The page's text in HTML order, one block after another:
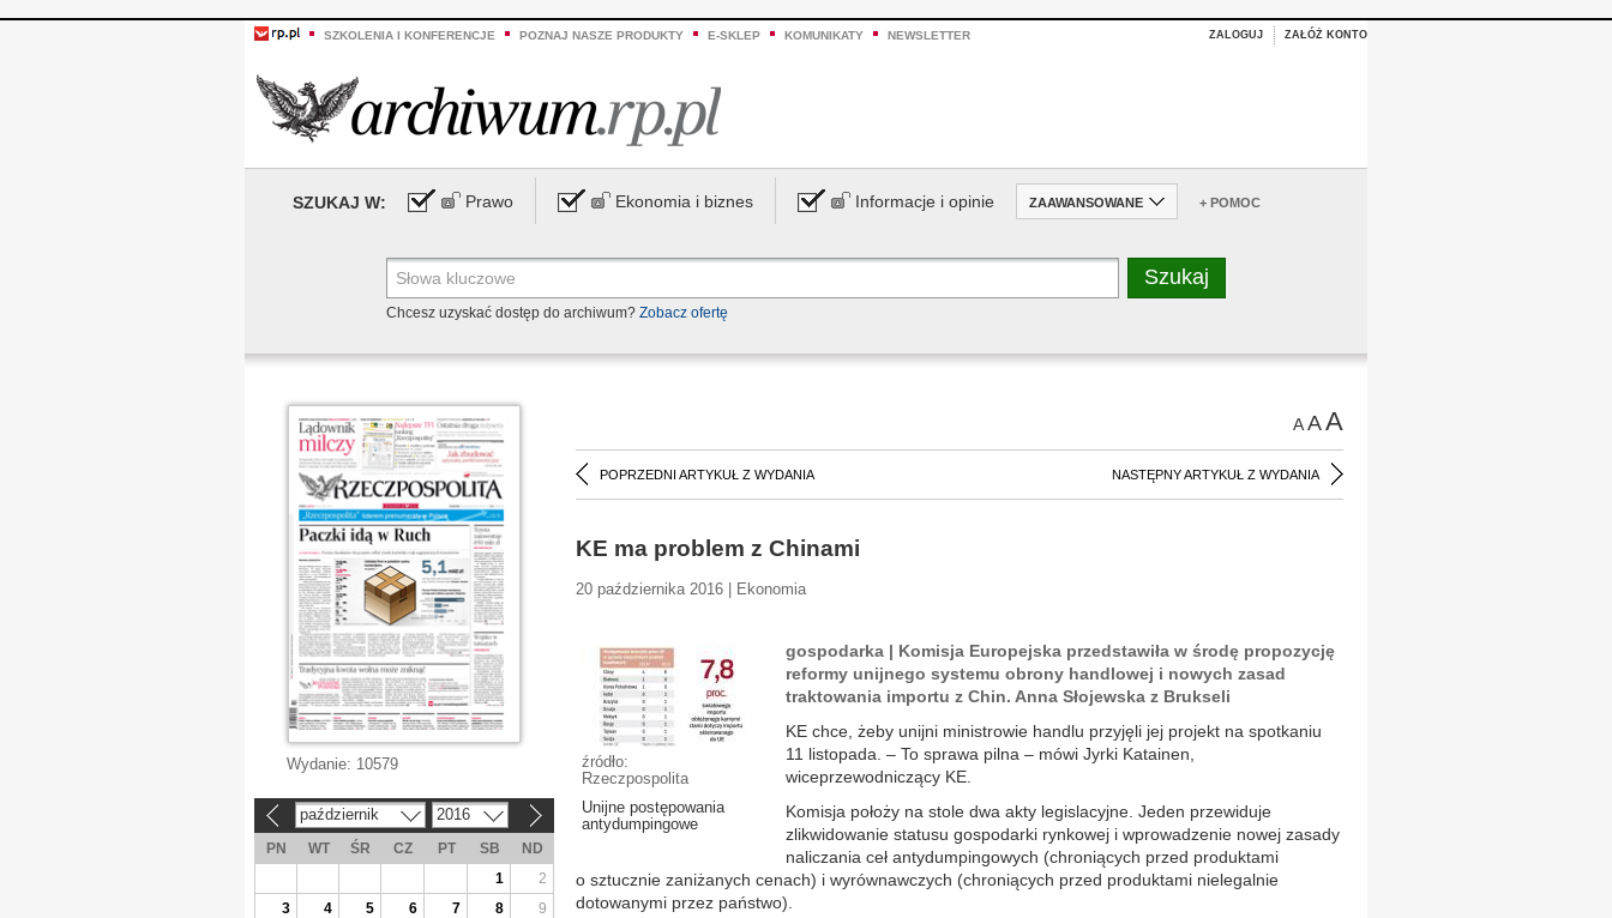
SZKOLENIA I KONFERENCJE POZNAJ NASZE PRODUKTY E-SKLEP KOMUNIKATY NEWSLETTER ZALOGUJ ZAŁÓŻ KONTO
SZUKAJ W: Prawo Ekonomia i biznes Informacje i opinie ZAAWANSOWANE + POMOC
Chcesz uzyskać dostęp do archiwum? Zobacz ofertę
AAA
POPRZEDNI ARTYKUŁ Z WYDANIA NASTĘPNY ARTYKUŁ Z WYDANIA
KE ma problem z Chinami
20 października 2016 | Ekonomia
źródło:
Rzeczpospolita
Unijne postępowania
antydumpingowe
gospodarka | Komisja Europejska przedstawiła w środę propozycję
reformy unijnego systemu obrony handlowej i nowych zasad
traktowania importu z Chin. Anna Słojewska z Brukseli
KE chce, żeby unijni ministrowie handlu przyjęli jej projekt na spotkaniu
11 listopada. – To sprawa pilna – mówi Jyrki Katainen,
wiceprzewodniczący KE.
Komisja położy na stole dwa akty legislacyjne. Jeden przewiduje
zlikwidowanie statusu gospodarki rynkowej i wprowadzenie nowej zasady
naliczania ceł antydumpingowych (chroniących przed produktami
o sztucznie zaniżanych cenach) i wyrównawczych (chroniących przed produktami nielegalnie
dotowanymi przez państwo).
Wydanie: 10579
październik 2016
PN WT ŚR CZ PT SB
ND
1
2
3
4 5 6 7 8
9